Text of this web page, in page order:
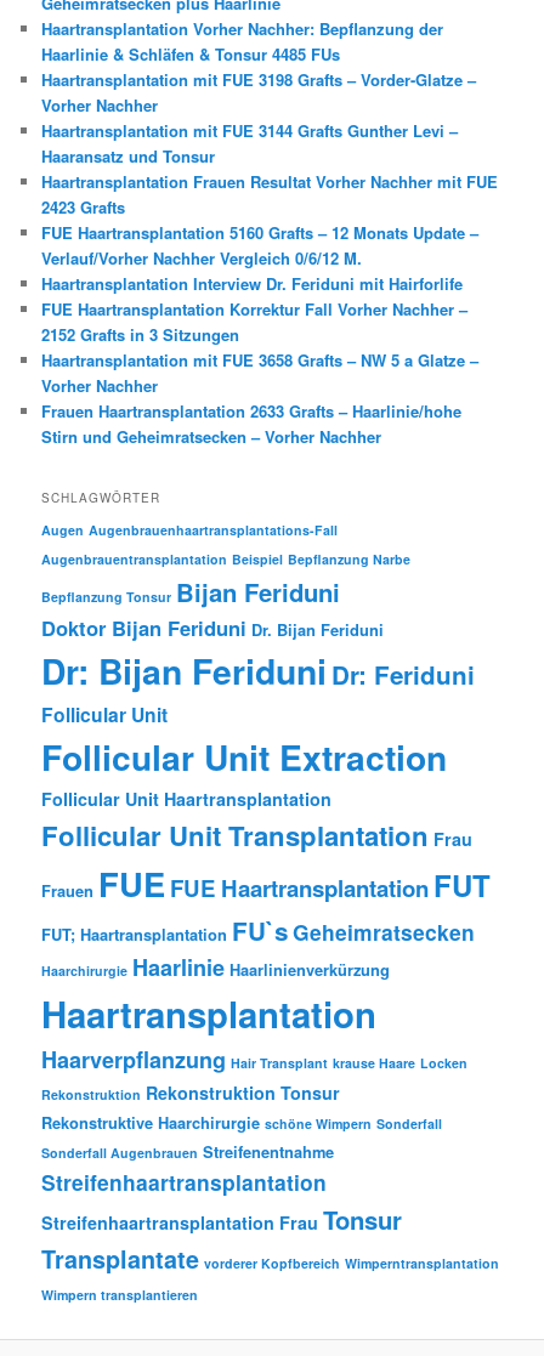
Haartransplantation Vorher Nachher: Bepflanzung der
Haarlinie & Schläfen & Tonsur 4485 FUs
Haartransplantation mit FUE 3198 Grafts – Vorder-Glatze –
Vorher Nachher
Haartransplantation mit FUE 3144 Grafts Gunther Levi –
Haaransatz und Tonsur
Haartransplantation Frauen Resultat Vorher Nachher mit FUE
2423 Grafts
FUE Haartransplantation 5160 Grafts – 12 Monats Update –
Verlauf/Vorher Nachher Vergleich 0/6/12 M.
Haartransplantation Interview Dr. Feriduni mit Hairforlife
FUE Haartransplantation Korrektur Fall Vorher Nachher –
2152 Grafts in 3 Sitzungen
Haartransplantation mit FUE 3658 Grafts – NW 5 a Glatze –
Vorher Nachher
Frauen Haartransplantation 2633 Grafts – Haarlinie/hohe
Stirn und Geheimratsecken – Vorher Nachher
SCHLAGWÖRTER
Augen Augenbrauenhaartransplantations-Fall
Augenbrauentransplantation Beispiel Bepflanzung Narbe
Bepflanzung Tonsur Bijan Feriduni
Doktor Bijan Feriduni Dr. Bijan Feriduni
Dr: Bijan Feriduni Dr: Feriduni
Follicular Unit
Follicular Unit Extraction
Follicular Unit Haartransplantation
Follicular Unit Transplantation Frau
Frauen FUE FUE HaartransplantationFUT
FUT; Haartransplantation FU`sGeheimratsecken
Haarchirurgie Haarlinie Haarlinienverkürzung
Haartransplantation
Haarverpflanzung Hair Transplant krause Haare Locken
Rekonstruktion Rekonstruktion Tonsur
Rekonstruktive Haarchirurgie schöne Wimpern Sonderfall
Sonderfall Augenbrauen Streifenentnahme
Streifenhaartransplantation
Streifenhaartransplantation Frau Tonsur
Transplantate vorderer Kopfbereich Wimperntransplantation
Wimpern transplantieren